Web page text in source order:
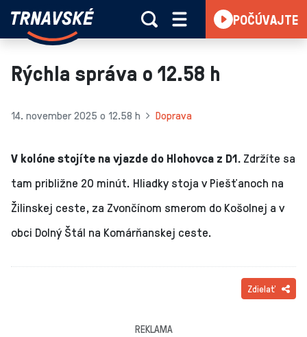
Skočiť na obsah
Trnavské
Vieme,
čo
deje
POČÚVAJTE
Rýchla správa o 12.58 h
14. november 2025 o 12.58 h Doprava
V kolóne stojíte na vjazde do Hlohovca z D1. Zdržíte sa
tam približne 20 minút. Hliadky stoja v Piešťanoch na
Žilinskej ceste, za Zvončínom smerom do Košolnej a v
obci Dolný Štál na Komárňanskej ceste.
Zdielať
REKLAMA